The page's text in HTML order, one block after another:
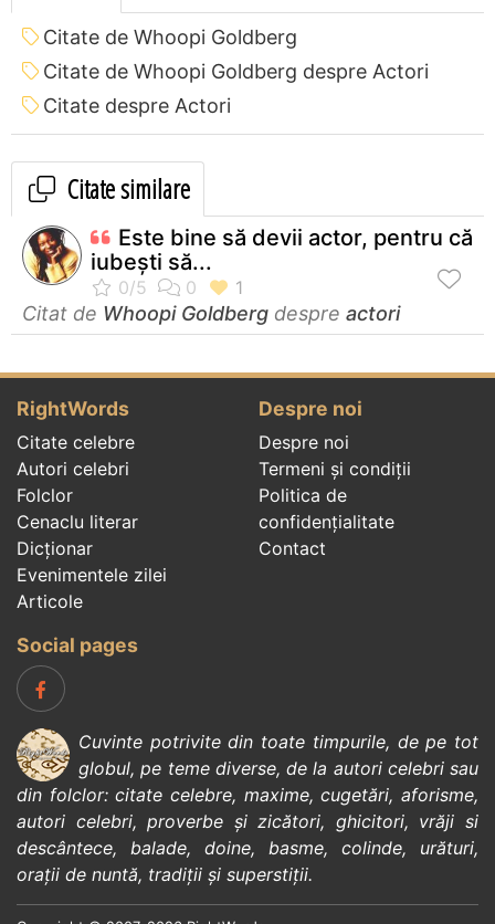
Citate de Whoopi Goldberg
Citate de Whoopi Goldberg despre Actori
Citate despre Actori
Citate similare
Este bine să devii actor, pentru că
iubeşti să...
Citat de Whoopi Goldberg despre actori
RightWords
Citate celebre
Autori celebri
Folclor
Cenaclu literar
Dicționar
Evenimentele zilei
Articole
Despre noi
Despre noi
Termeni și condiții
Politica de
confidenţialitate
Contact
Social pages
Cuvinte potrivite din toate timpurile, de pe tot
globul, pe teme diverse, de la autori celebrisau
din folclor:citate celebre, maxime,cugetări,aforisme,
autori celebri,proverbe și zicători, ghicitori, vrăji si
descântece, balade, doine, basme, colinde, urături,
orații de nuntă, tradiții și superstiții.